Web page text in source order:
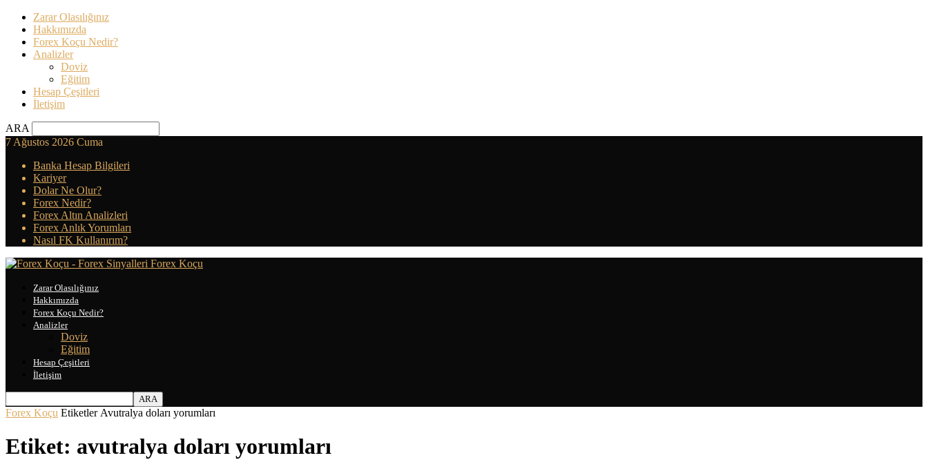
Zarar Olasılığınız
Hakkımızda
Forex Koçu Nedir?
Analizler
Doviz
Eğitim
Hesap Çeşitleri
İletişim
ARA
7 Ağustos 2026 Cuma
Banka Hesap Bilgileri
Kariyer
Dolar Ne Olur?
Forex Nedir?
Forex Altın Analizleri
Forex Anlık Yorumları
Nasıl FK Kullanırım?
Forex Koçu
Zarar Olasılığınız
Hakkımızda
Forex Koçu Nedir?
Analizler
Doviz
Eğitim
Hesap Çeşitleri
İletişim
Forex Koçu Etiketler Avutralya doları yorumları
Etiket: avutralya doları yorumları